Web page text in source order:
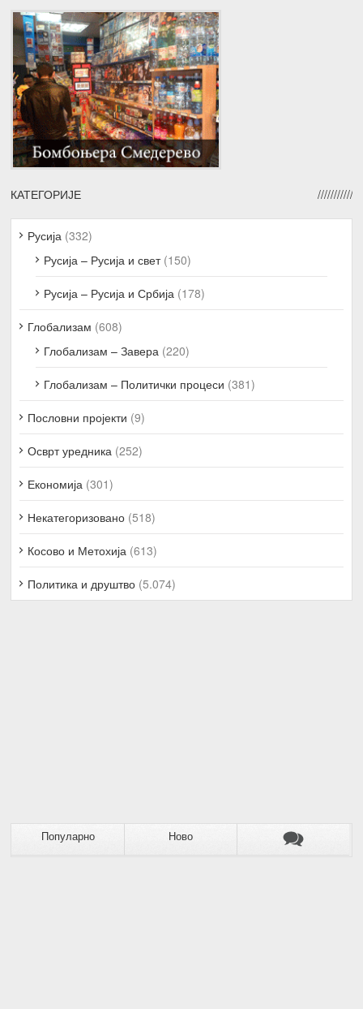
КАТЕГОРИЈЕ
Русија (332)
Русија – Русија и свет(150)
Русија – Русија и Србија (178)
Глобализам (608)
Глобализам – Завера (220)
Глобализам – Политички процеси (381)
Пословни пројекти (9)
Осврт уредника (252)
Економија (301)
Некатегоризовано (518)
Косово и Метохија (613)
Политика и друштво (5.074)
Популарно Ново